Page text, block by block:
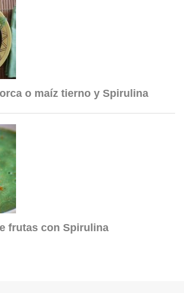
o maíz tierno y Spirulina
frutas con Spirulina